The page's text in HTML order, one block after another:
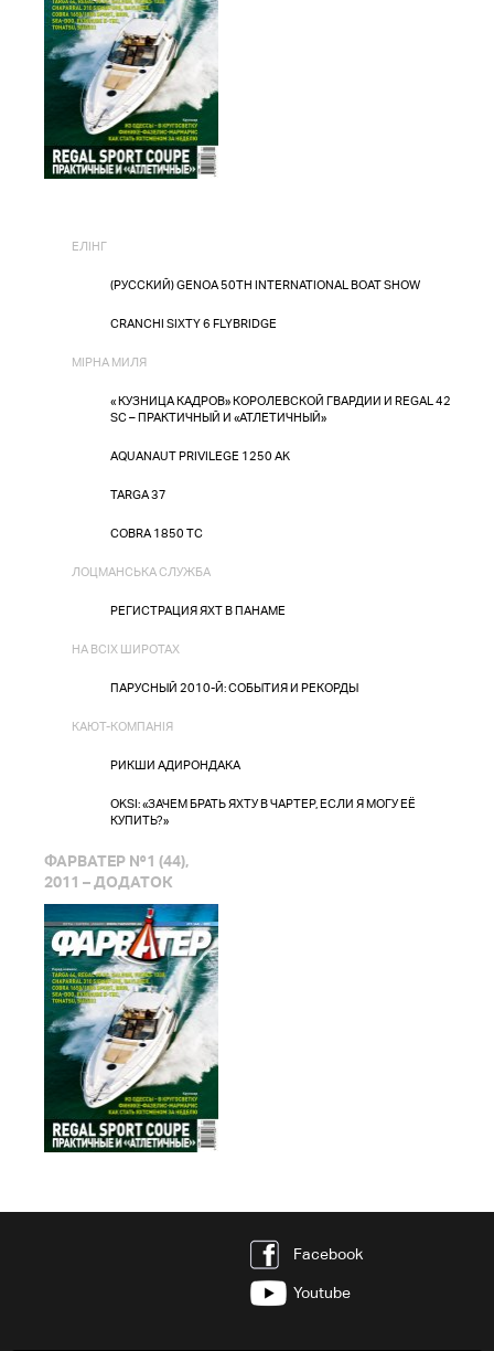
ЕЛІНГ
(РУССКИЙ) GENOA 50TH INTERNATIONAL BOAT SHOW
CRANCHI SIXTY 6 FLYBRIDGE
МІРНА МИЛЯ
« КУЗНИЦА КАДРОВ» КОРОЛЕВСКОЙ ГВАРДИИ И REGAL 42
SC – ПРАКТИЧНЫЙ И «АТЛЕТИЧНЫЙ»
AQUANAUT PRIVILEGE 1250 AK
TARGA 37
COBRA 1850 TC
ЛОЦМАНСЬКА СЛУЖБА
РЕГИСТРАЦИЯ ЯХТ В ПАНАМЕ
НА ВСІХ ШИРОТАХ
ПАРУСНЫЙ 2010-Й: СОБЫТИЯ И РЕКОРДЫ
КАЮТ-КОМПАНІЯ
РИКШИ АДИРОНДАКА
OKSI: «ЗАЧЕМ БРАТЬ ЯХТУ В ЧАРТЕР, ЕСЛИ Я МОГУ ЕЁ
КУПИТЬ?»
ФАРВАТЕР №1 (44),
2011 – ДОДАТОК
Facebook
Youtube